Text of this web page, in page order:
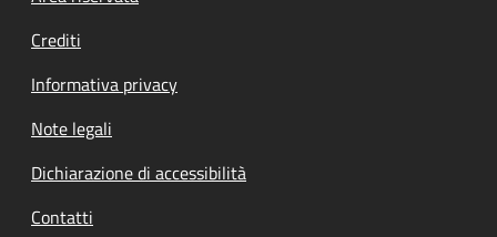
Crediti
Informativa privacy
Note legali
Dichiarazione di accessibilità
Contatti